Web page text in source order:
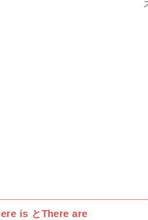
is とThere are